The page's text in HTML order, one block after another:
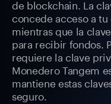
de blockchain. La
concede acceso a
mientras que la
para recibir fondos.
requiere la clave
Monedero Tangem
mantiene estas
seguro.